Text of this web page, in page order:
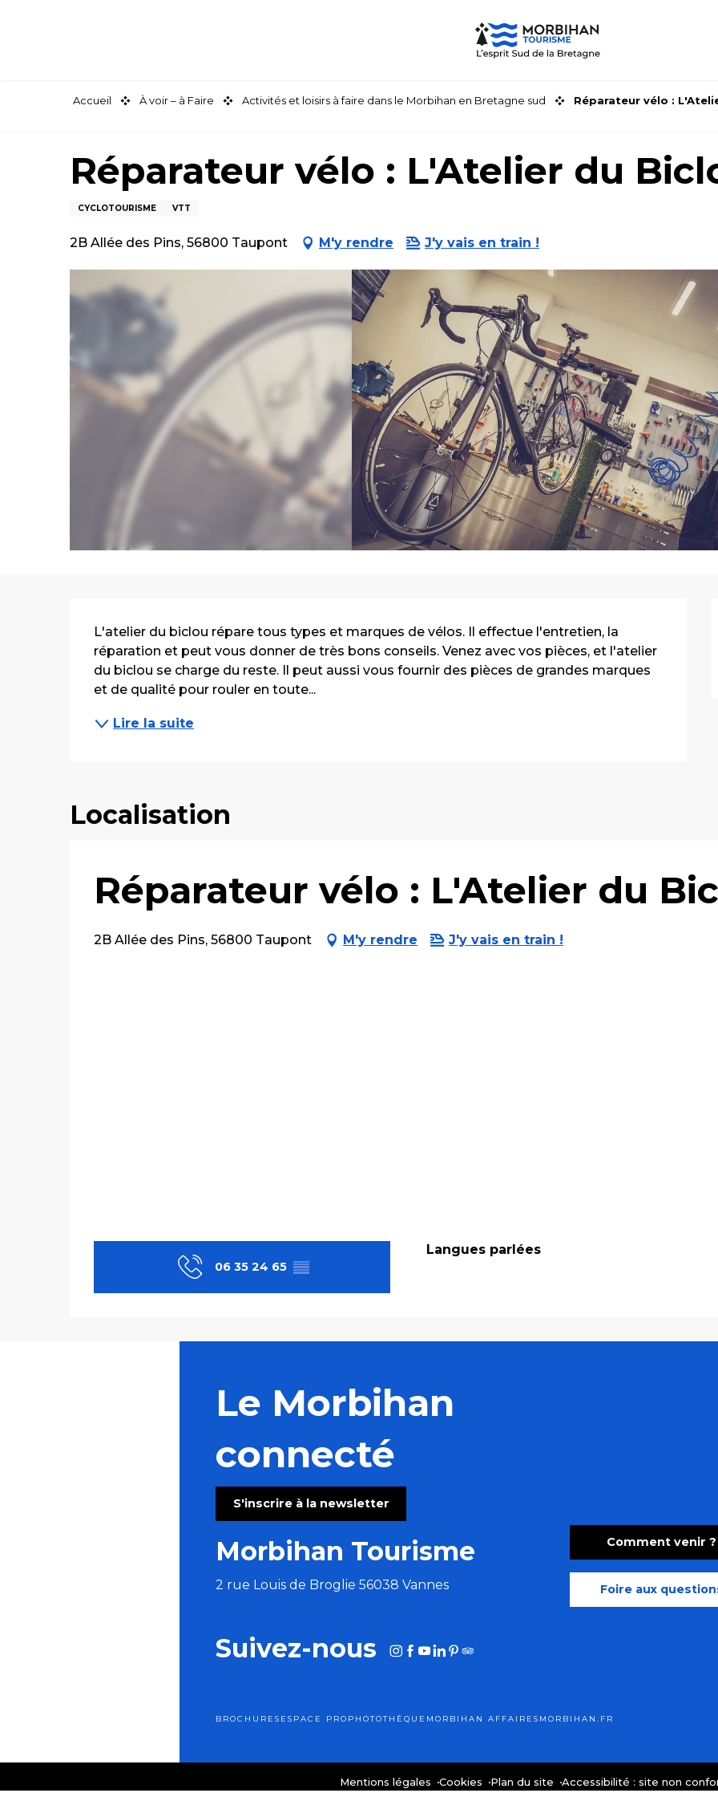
Accueil À voir – à Faire Activités et loisirs à faire dans le Morbihan en Bretagne sud Réparateur vélo :
Réparateur vélo : L'Atelier du
CYCLOTOURISME VTT
2B Allée des Pins, 56800 Taupont M'y rendre J'y vais en train !
Description
L'atelier du biclou répare tous types et marques de vélos. Il effectue l'entretien, la
réparation et peut vous donner de très bons conseils. Venez avec vos pièces, et l'atelier
du biclou se charge du reste. Il peut aussi vous fournir des pièces de grandes marques
et de qualité pour rouler en toute...
Lire la suite
Localisation
Réparateur vélo : L'Atelier du
2B Allée des Pins, 56800 Taupont M'y rendre J'y vais en train !
06 35 24 65 ▒▒
Langues parlées
Langues parlées
Le Morbihan
connecté
S'inscrire à la newsletter
Morbihan Tourisme
2 rue Louis de Broglie 56038 Vannes
Comment venir ?
Foire aux
Suivez-nous
BROCHURES ESPACE PRO PHOTOTHÈQUE MORBIHAN AFFAIRES MORBIHAN.FR
Mentions légales Cookies Plan du site Accessibilité : site non